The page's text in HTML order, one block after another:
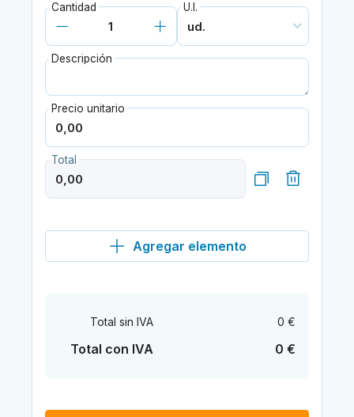
Cantidad U.I.
Descripción
Precio unitario
Total
Agregar elemento
Total sin IVA 0 €
Total con IVA 0 €